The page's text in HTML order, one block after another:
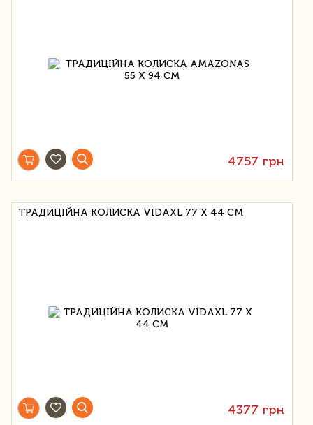
4757 грн
ТРАДИЦІЙНА КОЛИСКА VIDAXL 77 X 44 СМ
4377 грн